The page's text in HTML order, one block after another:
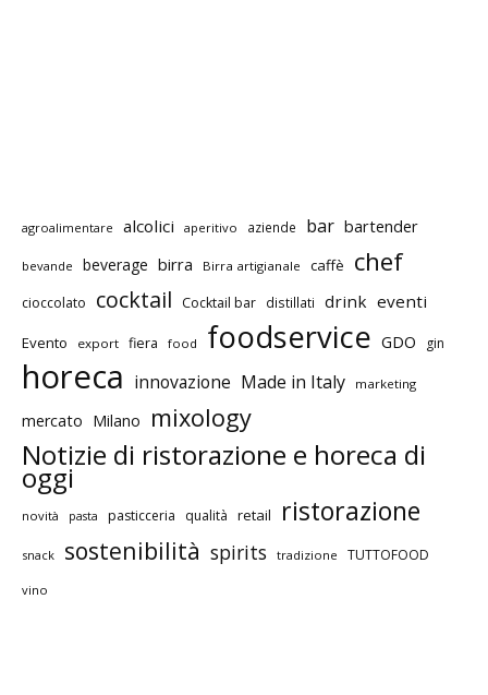
agroalimentare alcolici aperitivo aziende bar bartender
bevande beverage birra Birra artigianale caffè chef
cioccolato cocktail Cocktail bar distillati drink eventi
Evento export fiera food foodservice GDO gin
horeca innovazione Made in Italy marketing
mercato Milano mixology
Notizie di ristorazione e horeca di
oggi
novità pasta pasticceria qualità retail ristorazione
snack sostenibilità spirits tradizione TUTTOFOOD
vino